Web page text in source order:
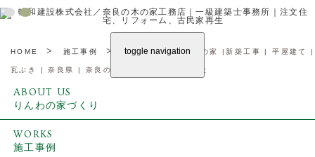
toggle navigation
ABOUT US
りんわの家づくり
- CONCEPT
WORKS
施工事例
HOME > 施工事例 > ゆったり過ごす平屋の家 |新築工事 | 平屋建て |
瓦ぶき | 奈良県 | 奈良の木の家工務店、輪和建設
一覧
新築